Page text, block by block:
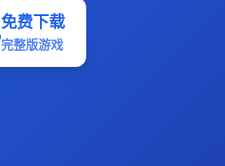
免费下载
完整版游戏